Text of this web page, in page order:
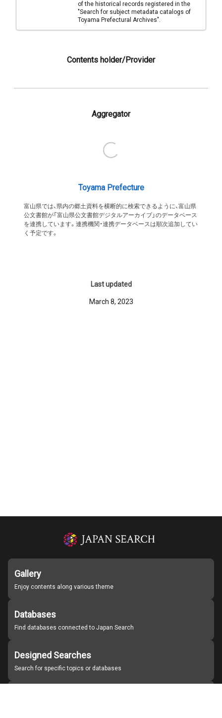
of the historical records registered in the
"Search for subject metadata catalogs of
Toyama Prefectural Archives".
Contents holder/Provider
Aggregator
Toyama Prefecture
富山県では、県内の郷土資料を横断的に検索できるように、富山県
公文書館が「富山県公文書館デジタルアーカイブ」のデータベース
を連携しています。連携機関・連携データベースは順次追加してい
く予定です。
Last updated
March 8, 2023
Gallery
Enjoy contents along various theme
Databases
Find databases connected to Japan Search
Designed Searches
Search for specific topics or databases